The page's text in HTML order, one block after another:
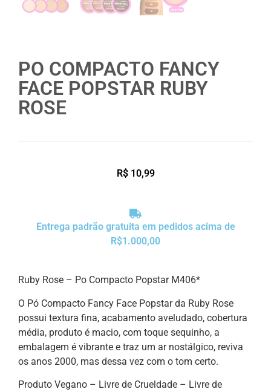
PO COMPACTO FANCY
FACE POPSTAR RUBY
ROSE
R$10,99
Entrega padrão gratuita em pedidos acima de
R$1.000,00
Ruby Rose – Po Compacto Popstar M406*
O Pó Compacto Fancy Face Popstar da Ruby Rose
possui textura fina, acabamento aveludado, cobertura
média, produto é macio, com toque sequinho, a
embalagem é vibrante e traz um ar nostálgico, reviva
os anos 2000, mas dessa vez com o tom certo.
Produto Vegano – Livre de Crueldade – Livre de